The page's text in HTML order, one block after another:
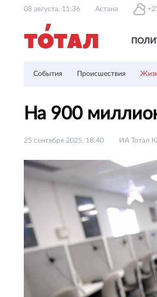
08 августа, 11:36 Астана
События Происшествия
На 900
25 сентября 2025, 18:40 ИА Тотал